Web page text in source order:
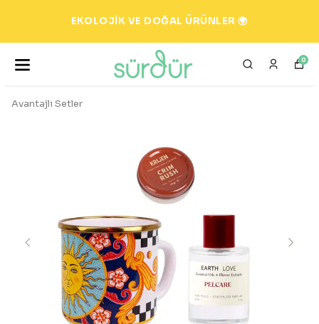
EKOLOJİK VE DOĞAL ÜRÜNLER 🌍
0
Avantajlı Setler